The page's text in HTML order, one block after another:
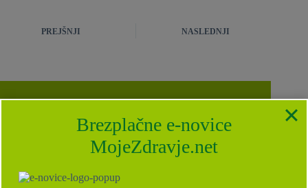
PREJŠNJI NASLEDNJI
Brezplačne e-novice
MojeZdravje.net
Ob prijavi na brezplačne e-novice dobite za darilo e-
RAZSTRUPLJANJE JETER, ŽIVILA ZA
Brezplačne e-novice
MojeZdravje.net